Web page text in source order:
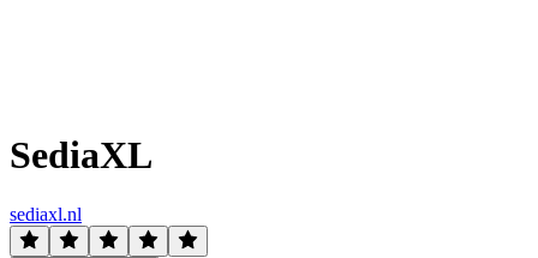
SediaXL
sediaxl.nl